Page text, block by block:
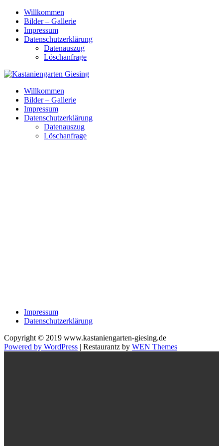
Skip
content
Willkommen
Bilder – Gallerie
Impressum
Datenschutzerklärung
Datenauszug
Löschanfrage
Willkommen
Bilder – Gallerie
Impressum
Datenschutzerklärung
Datenauszug
Löschanfrage
Impressum
Datenschutzerklärung
Copyright © 2019 www.kastaniengarten-giesing.de
Powered by WordPress | Restaurantz by WEN Themes